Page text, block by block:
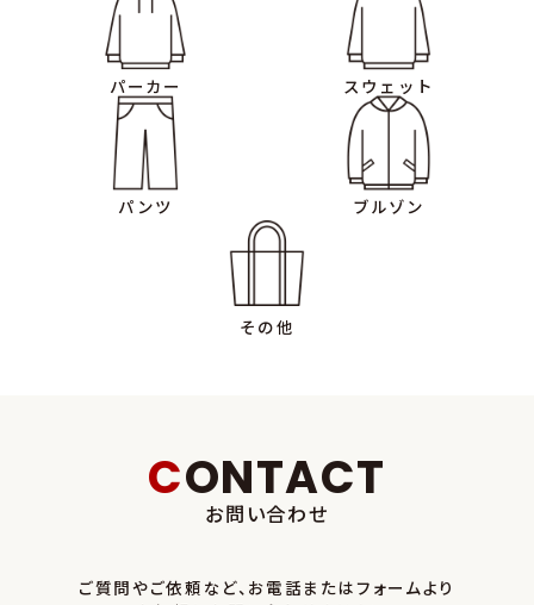
・利用目的の変更を行った場合には、変更後の目的について、当社所
定の方法により、ユーザーに通知し、または本ウェブサイト上に公表
するものとします。
■個人情報の第三者提供■
当社は、法令に基づく場合等、正当な理由によらない限り、事前に本
人の同意を得ることなく、個人情報を第三者に開示・提供することは
当社は、個人情報の漏洩、滅失、毀損等を防止するために、個人情報
当社は、ご利用者様が当社にご提供いただいた個人情報の照会、修
正または削除を希望される場合は、ご本人であることを確認させて
パーカー スウェット
パンツ ブルゾン
その他
CONTACT
お問い合わせ
ご質問やご依頼など、お電話またはフォームより